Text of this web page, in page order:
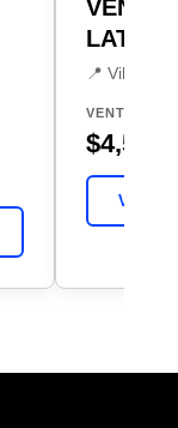
VENTA
📍 Villas
VENTA
VER